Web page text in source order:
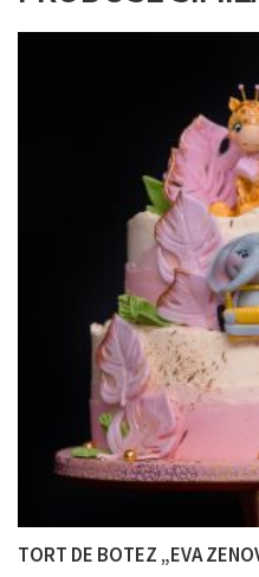
TORT DE BOTEZ „EVA